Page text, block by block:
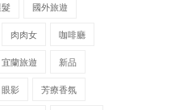
國外旅遊
肉肉女 咖啡廳
宜蘭旅遊 新品
眼影 芳療香氛